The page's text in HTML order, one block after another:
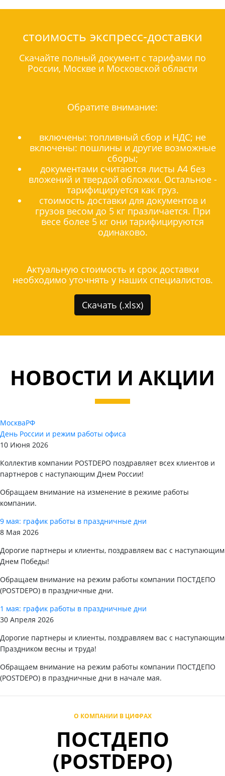
стоимость экспресс-доставки
Скачайте полный документ с тарифами по
России, Москве и Московской области
Обратите внимание:
включены: топливный сбор и НДС; не
включены: пошлины и другие возможные
сборы;
документами считаются листы А4 без
вложений и твердой обложки. Остальное -
тарифицируется как груз.
стоимость доставки для документов и
грузов весом до 5 кг празличается. При
весе более 5 кг они тарифицируются
одинаково.
Актуальную стоимость и срок доставки
необходимо уточнять у наших специалистов.
Скачать (.xlsx)
НОВОСТИ И АКЦИИ
МоскваРФ
День России и режим работы офиса
10 Июня 2026
Коллектив компании POSTDEPO поздравляет всех клиентов и
партнеров с наступающим Днем России!
Обращаем внимание на изменение в режиме работы
компании.
9 мая: график работы в праздничные дни
8 Мая 2026
Дорогие партнеры и клиенты, поздравляем вас с наступающим
Днем Победы!
Обращаем внимание на режим работы компании ПОСТДЕПО
(POSTDEPO) в праздничные дни.
1 мая: график работы в праздничные дни
30 Апреля 2026
Дорогие партнеры и клиенты, поздравляем вас с наступающим
Праздником весны и труда!
Обращаем внимание на режим работы компании ПОСТДЕПО
(POSTDEPO) в праздничные дни в начале мая.
О КОМПАНИИ В ЦИФРАХ
ПОСТДЕПО
(POSTDEPO)